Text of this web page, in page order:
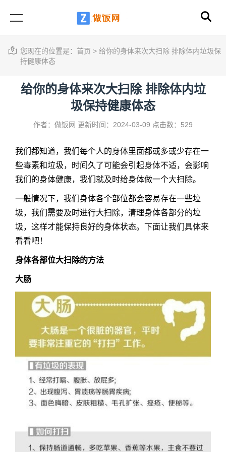
您现在的位置是： 首页 > 给你的身体来次大扫除 排除体内垃圾保
持健康体态
给你的身体来次大扫除 排除体内垃
圾保持健康体态
作者：做饭网 更新时间：2024-03-09 点击数：529
我们都知道，我们每个人的身体里面都或多或少存在一
些毒素和垃圾，时间久了可能会引起身体不适，会影响
我们的身体健康，我们就及时给身体做一个大扫除。
一般情况下，我们身体各个部位都会容易存在一些垃
圾，我们需要及时进行大扫除，清理身体各部分的垃
圾，这样才能保持良好的身体状态。下面让我们具体来
看看吧！
身体各部位大扫除的方法
大肠